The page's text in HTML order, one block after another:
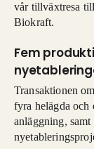
vår tillväxtresa
Biokraft.
Fem
Transaktionen
fyra helägda och
anläggning,